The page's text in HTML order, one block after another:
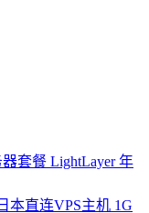
套餐 LightLayer 年
本直连VPS主机 1G